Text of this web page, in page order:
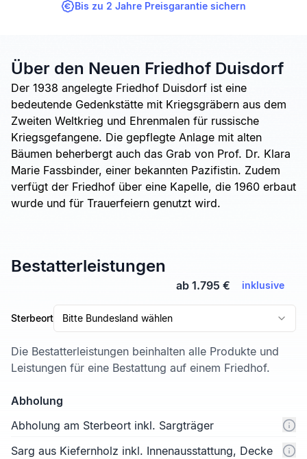
Bis zu 2 Jahre Preisgarantie sichern
Über den Neuen Friedhof Duisdorf
Der 1938 angelegte Friedhof Duisdorf ist eine
bedeutende Gedenkstätte mit Kriegsgräbern aus dem
Zweiten Weltkrieg und Ehrenmalen für russische
Kriegsgefangene. Die gepflegte Anlage mit alten
Bäumen beherbergt auch das Grab von Prof. Dr. Klara
Marie Fassbinder, einer bekannten Pazifistin. Zudem
verfügt der Friedhof über eine Kapelle, die 1960 erbaut
wurde und für Trauerfeiern genutzt wird.
Bestatterleistungen
ab 1.795 € inklusive
Sterbeort Bitte Bundesland wählen
Die Bestatterleistungen beinhalten alle Produkte und
Leistungen für eine Bestattung auf einem Friedhof.
Abholung
Abholung am Sterbeort inkl. Sargträger
Sarg aus Kiefernholz inkl. Innenausstattung, Decke